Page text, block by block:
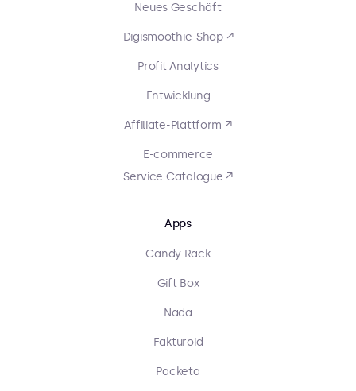
Neues Geschäft
Digismoothie-Shop ↗
Profit Analytics
Entwicklung
Affiliate-Plattform ↗
E-commerce
Service Catalogue ↗
Apps
Candy Rack
Gift Box
Nada
Fakturoid
Packeta